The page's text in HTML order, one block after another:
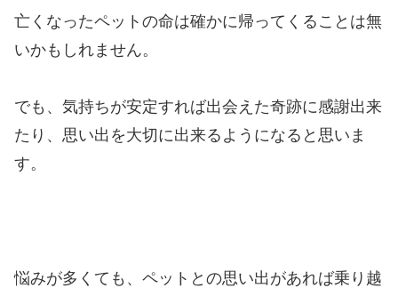
亡くなったペットの命は確かに帰ってくることは無
いかもしれません。
でも、気持ちが安定すれば出会えた奇跡に感謝出来
たり、思い出を大切に出来るようになると思いま
す。
悩みが多くても、ペットとの思い出があれば乗り越